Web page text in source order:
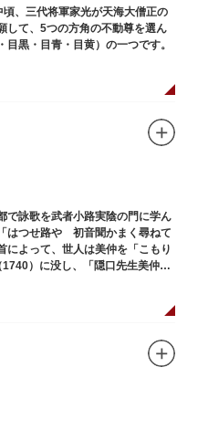
、三代将軍家光が天海大僧正の
して、5つの方角の不動尊を選ん
黒・目青・目黄）の一つです。
で詠歌を武者小路実陰の門に学ん
はつせ路や 初音聞かまく尋ねて
よって、世人は美仲を「こもり
）に没し、「隠口先生美仲甫
じ）にあります。